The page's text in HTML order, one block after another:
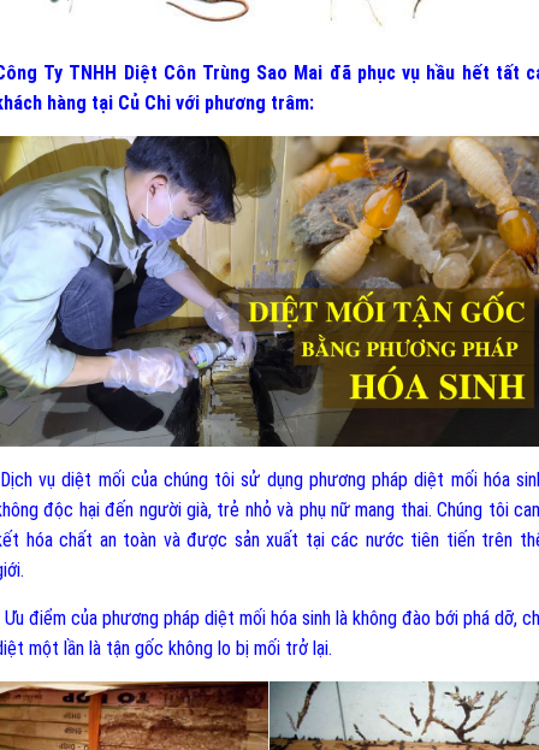
Ty TNHH Diệt Côn Trùng Sao Mai đã phục vụ hầu hết tất
hàng tại Củ Chi với phương trâm:
vụ diệt mối của chúng tôi sử dụng phương pháp diệt mối hóa
độc hại đến người già, trẻ nhỏ và phụ nữ mang thai. Chúng tôi
hóa chất an toàn và được sản xuất tại các nước tiên tiến trên
Ưu điểm của phương pháp diệt mối hóa sinh là không đào bới phá dỡ,
một lần là tận gốc không lo bị mối trở lại.